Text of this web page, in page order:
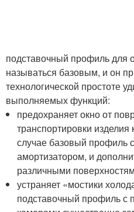
подставочный профиль для
называться базовым, и он
технологической простоте
выполняемых функций:
предохраняет окно от
транспортировки изделия
случае базовый профиль
амортизатором, и
различными
устраняет «мостики
подставочный профиль с